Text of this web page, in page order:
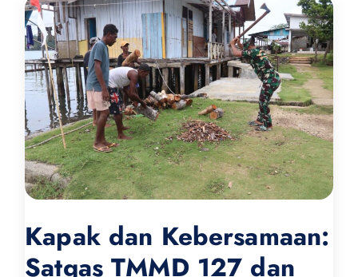
Kapak dan Kebersamaan:
Satgas TMMD 127 dan